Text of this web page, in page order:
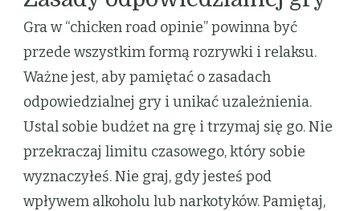
Gra w “chicken road opinie” powinna być
przede wszystkim formą rozrywki i relaksu.
Ważne jest, aby pamiętać o zasadach
odpowiedzialnej gry i unikać uzależnienia.
Ustal sobie budżet na grę i trzymaj się go. Nie
przekraczaj limitu czasowego, który sobie
wyznaczyłeś. Nie graj, gdy jesteś pod
wpływem alkoholu lub narkotyków. Pamiętaj,